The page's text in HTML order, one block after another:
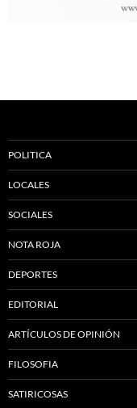
POLITICA
LOCALES
SOCIALES
NOTA ROJA
DEPORTES
EDITORIAL
ARTÍCULOS DE OPINIÓN
FILOSOFIA
SATIRICOSAS